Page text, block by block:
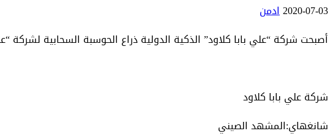
2020-07-03ادمن
أصبحت شركة “علي بابا كلاود” الذكية الدولية ذراع الحوسبة السحابية
شركة علي بابا كلاود
شانغهاي:المشهد الصيني